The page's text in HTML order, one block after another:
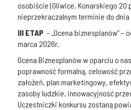
osobiście (Gliwice, Konarskiego 20
nieprzekraczalnym terminie do
III ETAP – „Ocena biznesplanów” –
marca 2026r.
Ocena Biznesplanów w oparciu o
poprawność formalną, celowość
założeń, plan marketingowy,
zasoby ludzkie, innowacyjność
Uczestniczki konkursu zostaną